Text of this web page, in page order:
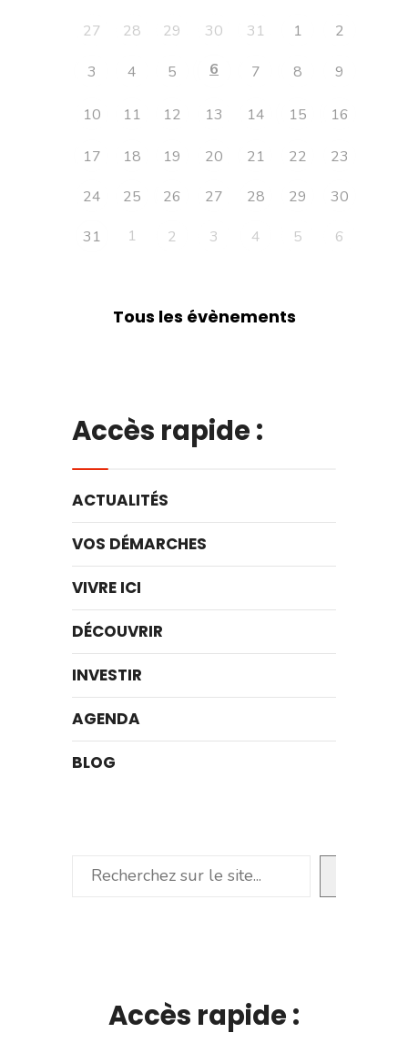
27 28 29 30 31 1 2
3 4 5 6 7 8 9
10 11 12 13 14 15 16
17 18 19 20 21 22
23
24
25 26 27 28 29
30
31
1 2 3 4 5 6
Tous les évènements
Accès rapide :
ACTUALITÉS
VOS DÉMARCHES
VIVRE ICI
DÉCOUVRIR
INVESTIR
AGENDA
BLOG
Rechercher
Accès rapide :